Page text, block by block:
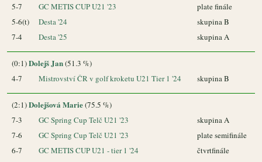
5-7
GC METIS CUP U21 '23
plate finále
5-6(t)
Desta '24
skupina B
7-4
Desta '25 skupina A
(0:1)Dolejš Jan(51.3 %)
4-7
Mistrovství ČR v golf kroketu U21 Tier 1 '24 skupina B
(2:1)Dolejšová Marie(75.5 %)
7-3
GC Spring Cup Telč U21 '23
skupina A
7-6
GC Spring Cup Telč U21 '23
plate semifinále
6-7
GC METIS CUP U21 - tier 1 '24 čtvrtfinále